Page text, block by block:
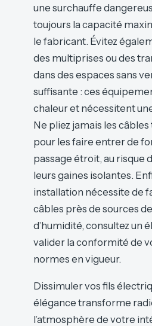
une surchauffe
toujours la capacité
le fabricant. Évitez
des multiprises ou des
dans des espaces sans
suffisante : ces
chaleur et nécessitent
Ne pliez jamais les
pour les faire entrer de
passage étroit, au risque
leurs gaines isolantes.
installation nécessite de
câbles près de sources
d’humidité, consultez un
valider la conformité de
normes en vigueur.
Dissimuler vos fils
élégance transforme
l’atmosphère de votre